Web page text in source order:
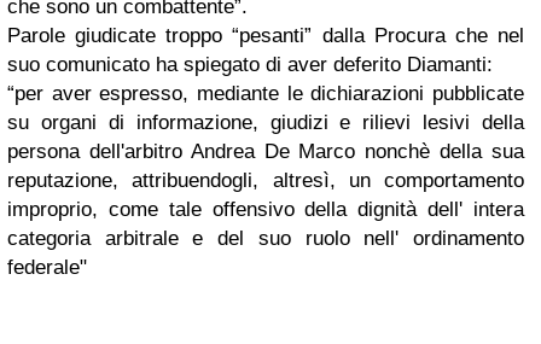
che sono un combattente”.
Parole giudicate troppo “pesanti” dalla Procura che nel
suo comunicato ha spiegato di aver deferito Diamanti:
“per aver espresso, mediante le dichiarazioni pubblicate
su organi di informazione, giudizi e rilievi lesivi della
persona dell'arbitro Andrea De Marco nonchè della sua
reputazione, attribuendogli, altresì, un comportamento
improprio, come tale offensivo della dignità dell' intera
categoria arbitrale e del suo ruolo nell' ordinamento
federale"